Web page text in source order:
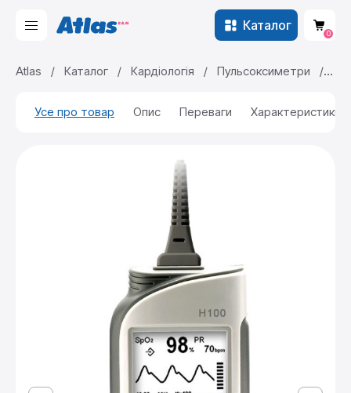
Каталог
0
Atlas / Каталог / Кардіологія / Пульсоксиметри
/
Усе про товар
Опис Переваги Характеристики